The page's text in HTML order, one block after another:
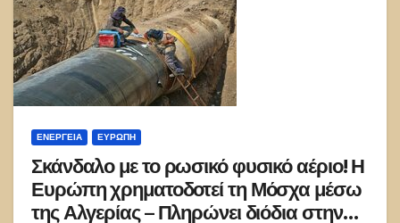
ΕΝΈΡΓΕΙΑ ΕΥΡΏΠΗ
Σκάνδαλο με το ρωσικό φυσικό αέριο! Η
Ευρώπη χρηματοδοτεί τη Μόσχα μέσω
της Αλγερίας – Πληρώνει διόδια στην